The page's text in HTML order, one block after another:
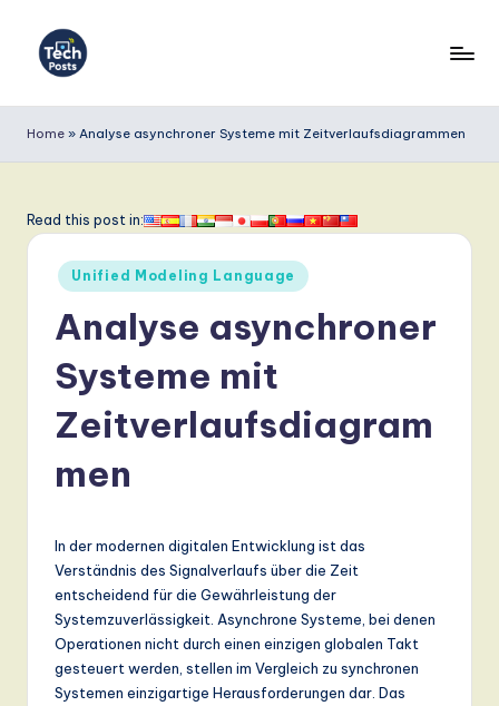
e
P
G
m
L
Home » Analyse asynchroner Systeme mit Zeitverlaufsdiagrammen
Read this post in:
Posted
in
Unified Modeling Language
Analyse asynchroner
Systeme mit
Zeitverlaufsdiagram
men
In der modernen digitalen Entwicklung ist das
Verständnis des Signalverlaufs über die Zeit
entscheidend für die Gewährleistung der
Systemzuverlässigkeit. Asynchrone Systeme, bei denen
Operationen nicht durch einen einzigen globalen Takt
gesteuert werden, stellen im Vergleich zu synchronen
Systemen einzigartige Herausforderungen dar. Das